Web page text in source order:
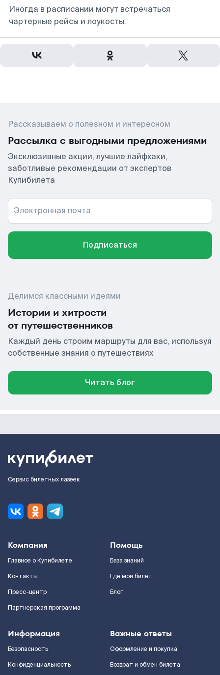
Иногда в расписании могут встречаться
чартерные рейсы и лоукосты.
Рассказываем о полезном и интересном
Рассылка с выгодными предложениями
Эксклюзивные акции, лучшие лайфхаки,
заботливые рекомендации от экспертов
Купибилета
Электронная почта
Подписаться
Делимся классными идеями
Истории и хитрости
от путешественников
Каждый день строим маршруты для вас, используя
собственные знания о путешествиях
Читать блог
Сервис билетных лазеек
Компания
Главное о Купибилете
Контакты
Пресс-центр
Партнерская программа
Помощь
База знаний
Где мой билет
Блог
Информация
Безопасность
Конфиденциальность
Важные ответы
Оформление и покупка
Возврат и обмен билета